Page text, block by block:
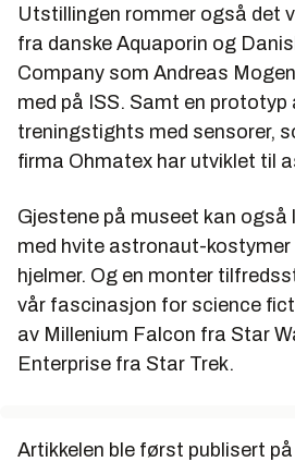
Utstillingen rommer også det
fra danske Aquaporin og
Company som Andreas
med på ISS. Samt en prototyp
treningstights med sensorer,
firma Ohmatex har utviklet til
Gjestene på museet kan også
med hvite astronaut-
hjelmer. Og en monter
vår fascinasjon for science
av Millenium Falcon fra Star
Enterprise fra Star Trek.
Artikkelen ble først publisert på